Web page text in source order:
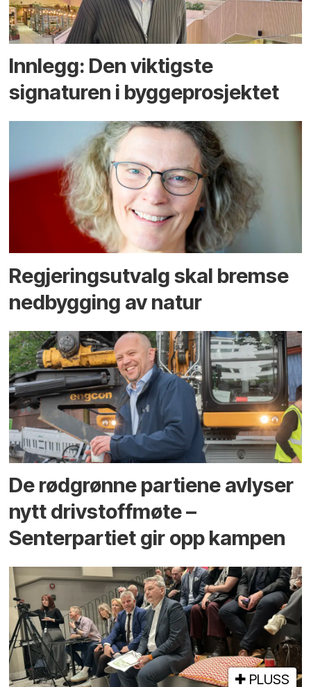
Innlegg: Den viktigste
signaturen i bygge­­prosjektet
Regjerings­utvalg skal bremse
ned­bygging av natur
De rødgrønne partiene avlyser
nytt drivstoffmøte –
Senterpartiet gir opp kampen
PLUSS